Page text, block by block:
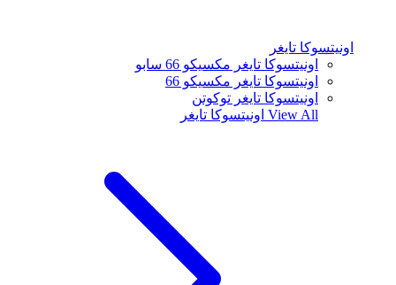
اونيتسوكا تايغر
اونيتسوكا تايغر مكسيكو 66 سابو
اونيتسوكا تايغر مكسيكو 66
اونيتسوكا تايغر توكوتن
View All اونيتسوكا تايغر